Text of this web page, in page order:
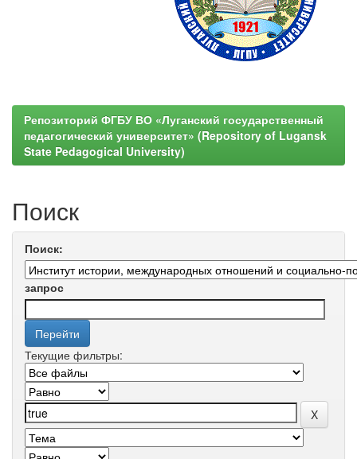
Репозиторий ФГБУ ВО «Луганский государственный
педагогический университет» (Repository of Lugansk
State Pedagogical University)
Поиск
Поиск:
запрос
Текущие фильтры: